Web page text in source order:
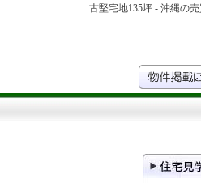
古堅宅地135坪 - 沖縄の